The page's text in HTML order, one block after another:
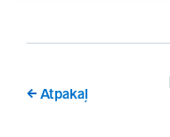
Atpakaļ